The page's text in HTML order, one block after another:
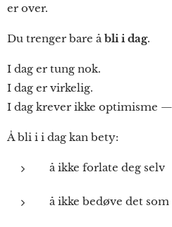
er over.
Du trenger bare å bli i dag.
I dag er tung nok.
I dag er virkelig.
I dag krever ikke optimisme
Å bli i i dag kan bety:
å ikke forlate deg selv
å ikke bedøve det